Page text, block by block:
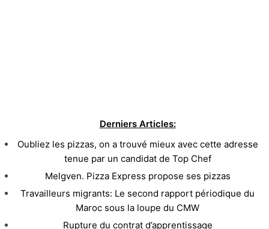
Derniers Articles:
Oubliez les pizzas, on a trouvé mieux avec cette adresse
tenue par un candidat de Top Chef
Melgven. Pizza Express propose ses pizzas
Travailleurs migrants: Le second rapport périodique du
Maroc sous la loupe du CMW
Rupture du contrat d’apprentissage